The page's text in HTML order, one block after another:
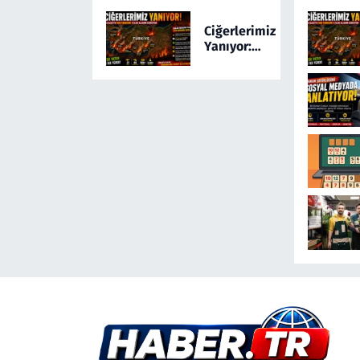
Ayağa Kaldıran
Olayda Şüpheli
Gözaltında
Ciğerlerimiz
Yanıyor: